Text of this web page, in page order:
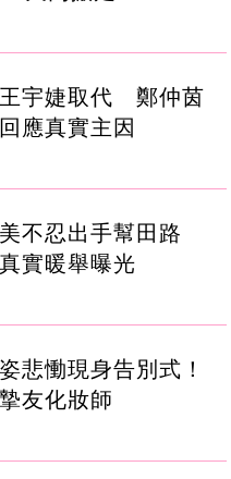
宇婕取代 鄭仲茵
應真實主因
不忍出手幫田路
實暖舉曝光
悲慟現身告別式！
友化妝師